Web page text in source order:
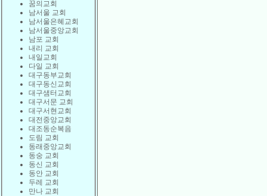
꿈의교회
남서울 교회
남서울은혜교회
남서울중앙교회
남포 교회
내리 교회
내일교회
다일 교회
대구동부교회
대구동신교회
대구샘터교회
대구서문 교회
대구서현교회
대전중앙교회
대조동순복음
도림 교회
동래중앙교회
동숭 교회
동신 교회
동안 교회
두레 교회
만나 교회